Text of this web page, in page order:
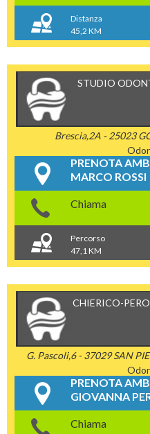
Distanza
45,2 KM
STUDIO
Brescia,2A - 25023
PRENOTA
MARCO ROSSI
Chiama
Percorso
47,1 KM
CHIERICO-
G. Pascoli,6 - 37029 SAN
PRENOTA
GIOVANNA
Chiama